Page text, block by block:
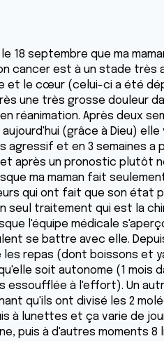
18 septembre que ma
cancer est à un stade très
et le cœur (celui-ci a été
une très grosse douleur
réanimation. Après deux
(grâce à Dieu) elle
et en 3 semaines a
après un pronostic plutôt
ma maman fait
qui ont fait que son état
seul traitement qui est la
l'équipe médicale
se battre avec elle.
les repas (dont boissons et
soit autonome (1 mois
essoufflée à l'effort). Un
qu'ils ont divisé les 2
à lunettes et ça varie de
puis à d'autres moments 8